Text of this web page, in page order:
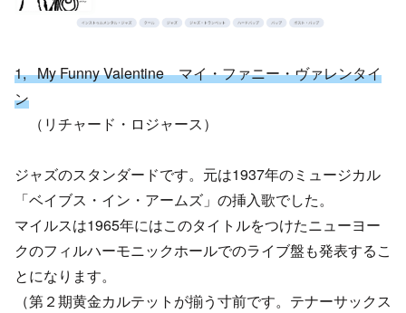
1, My Funny Valentine マイ・ファニー・ヴァレンタイ
ン
（リチャード・ロジャース）
ジャズのスタンダードです。元は1937年のミュージカル
「ベイブス・イン・アームズ」の挿入歌でした。
マイルスは1965年にはこのタイトルをつけたニューヨー
クのフィルハーモニックホールでのライブ盤も発表するこ
とになります。
（第２期黄金カルテットが揃う寸前です。テナーサックス